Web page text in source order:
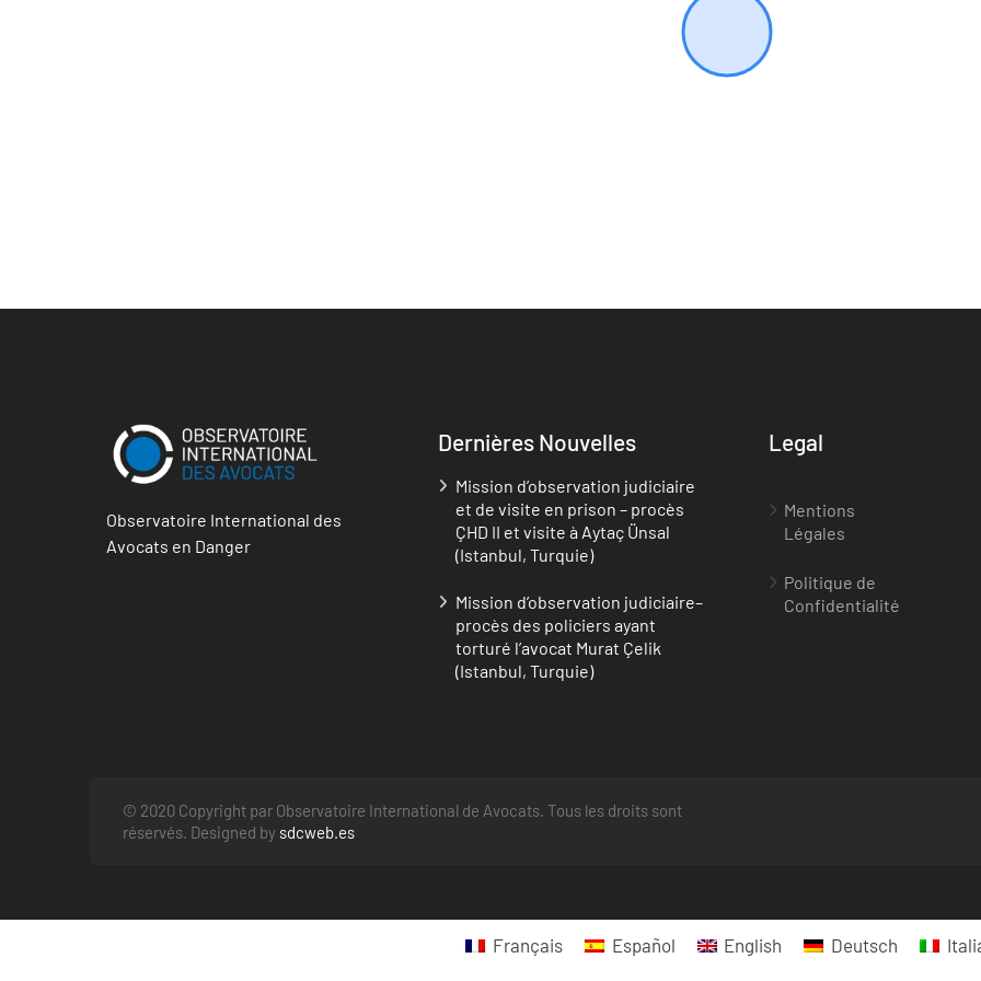
Observatoire International des
Avocats en Danger
Dernières Nouvelles
Mission d’observation judiciaire
et de visite en prison – procès
ÇHD II et visite à Aytaç Ünsal
(Istanbul, Turquie)
Mission d’observation judiciaire–
procès des policiers ayant
torturé l’avocat Murat Çelik
(Istanbul, Turquie)
Legal
Mentions
Légales
Politique de
Confidentialité
© 2020 Copyright par Observatoire International de Avocats. Tous les droits sont
réservés. Designed by sdcweb.es
Français Español English Deutsch